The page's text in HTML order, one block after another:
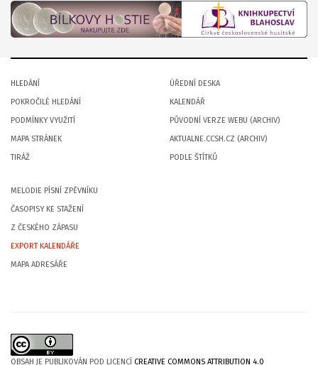
HLEDÁNÍ
POKROČILÉ HLEDÁNÍ
PODMÍNKY VYUŽITÍ
MAPA STRÁNEK
TIRÁŽ
ÚŘEDNÍ DESKA
KALENDÁŘ
PŮVODNÍ VERZE WEBU (ARCHIV)
AKTUALNE.CCSH.CZ (ARCHIV)
PODLE ŠTÍTKŮ
MELODIE PÍSNÍ ZPĚVNÍKU
ČASOPISY KE STAŽENÍ
Z ČESKÉHO ZÁPASU
EXPORT KALENDÁŘE
MAPA ADRESÁŘE
OBSAH JE PUBLIKOVÁN POD LICENCÍ CREATIVE COMMONS ATTRIBUTION 4.0